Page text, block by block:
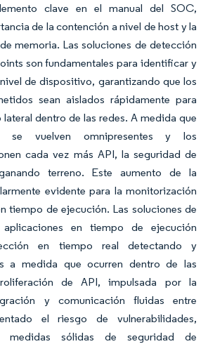
clave en el manual del SOC,
de la contención a nivel de host y la
memoria. Las soluciones de detección
son fundamentales para identificar y
de dispositivo, garantizando que los
sean aislados rápidamente para
dentro de las redes. A medida que
se vuelven omnipresentes y los
cada vez más API, la seguridad de
terreno. Este aumento de la
evidente para la monitorización
tiempo de ejecución. Las soluciones de
en tiempo de ejecución
en tiempo real detectando y
a medida que ocurren dentro de las
de API, impulsada por la
y comunicación fluidas entre
el riesgo de vulnerabilidades,
medidas sólidas de seguridad de